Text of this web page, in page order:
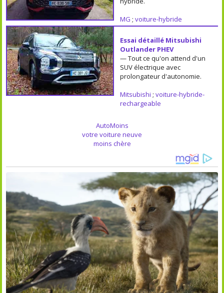
MG ; voiture-hybride
Essai détaillé Mitsubishi
Outlander PHEV
— Tout ce qu'on attend d'un
SUV électrique avec
prolongateur d'autonomie.
Mitsubishi ; voiture-hybride-
rechargeable
AutoMoins
votre voiture neuve
moins chère